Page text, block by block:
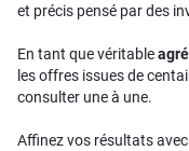
et précis pensé par des
En tant que véritable
les offres issues de
consulter une à une.
Affinez vos résultats